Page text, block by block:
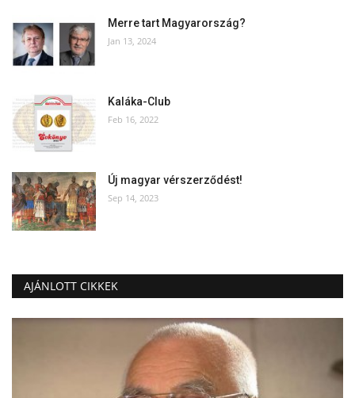
Merre tart Magyarország?
Jan 13, 2024
Kaláka-Club
Feb 16, 2022
Új magyar vérszerződést!
Sep 14, 2023
AJÁNLOTT CIKKEK